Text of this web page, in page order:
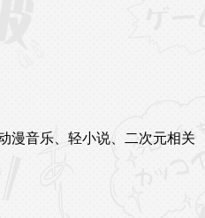
漫音乐、轻小说、二次元相关